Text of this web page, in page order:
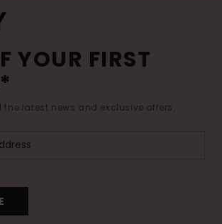
YOUR FIRST
the latest news and exclusive offers.